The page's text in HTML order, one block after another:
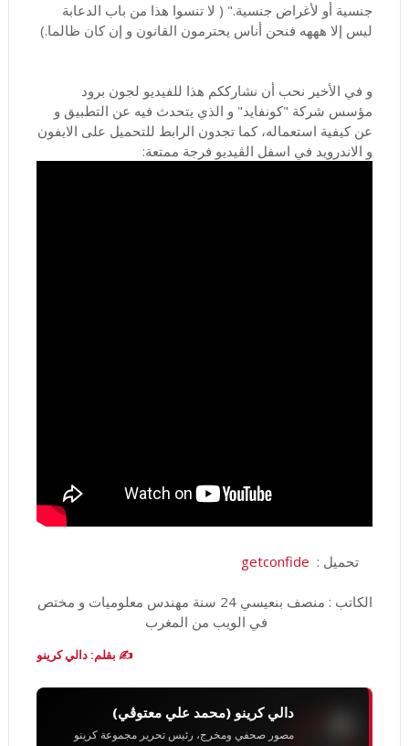
جنسية أو لأغراض جنسية." ( لا تنسوا هذا من باب الدعابة
ليس إلا هههه فنحن أناس يحترمون القانون و إن كان ظالما.)
و في الأخير نحب أن نشارككم هذا للفيديو لجون برود
مؤسس شركة "كونفايد" و الذي يتحدث فيه عن التطبيق و
عن كيفية استعماله، كما تجدون الرابط للتحميل على الايفون
و الاندرويد في اسفل الڤيديو فرجة ممتعة:
تحميل : getconfide
الكاتب : منصف بنعيسي 24 سنة مهندس معلوميات و مختص
في الويب من المغرب
✍️ بقلم: دالي كرينو
دالي كرينو (محمد علي معتوڨي)
مصور صحفي ومخرج، رئيس تحرير مجموعة كرينو